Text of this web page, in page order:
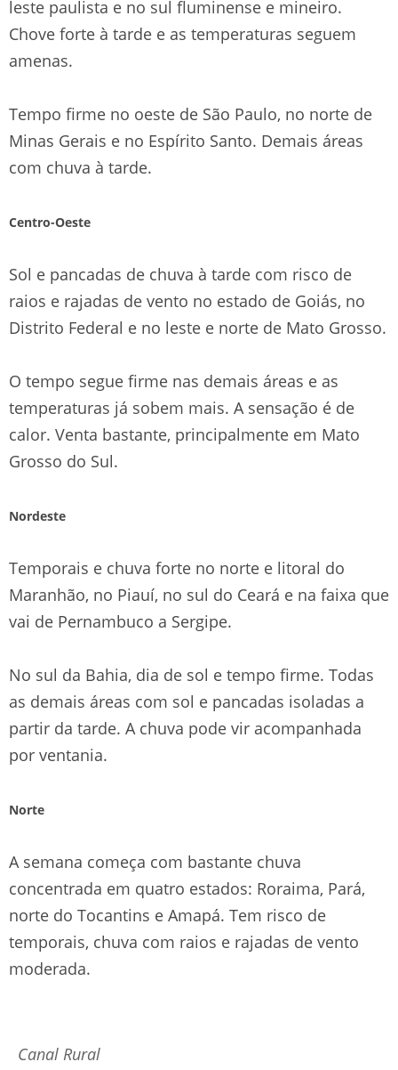
leste paulista e no sul fluminense e mineiro.
Chove forte à tarde e as temperaturas seguem
amenas.
Tempo firme no oeste de São Paulo, no norte de
Minas Gerais e no Espírito Santo. Demais áreas
com chuva à tarde.
Centro-Oeste
Sol e pancadas de chuva à tarde com risco de
raios e rajadas de vento no estado de Goiás, no
Distrito Federal e no leste e norte de Mato Grosso.
O tempo segue firme nas demais áreas e as
temperaturas já sobem mais. A sensação é de
calor. Venta bastante, principalmente em Mato
Grosso do Sul.
Nordeste
Temporais e chuva forte no norte e litoral do
Maranhão, no Piauí, no sul do Ceará e na faixa que
vai de Pernambuco a Sergipe.
No sul da Bahia, dia de sol e tempo firme. Todas
as demais áreas com sol e pancadas isoladas a
partir da tarde. A chuva pode vir acompanhada
por ventania.
Norte
A semana começa com bastante chuva
concentrada em quatro estados: Roraima, Pará,
norte do Tocantins e Amapá. Tem risco de
temporais, chuva com raios e rajadas de vento
moderada.
Canal Rural